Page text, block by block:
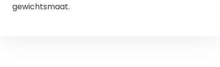
gewichtsmaat.